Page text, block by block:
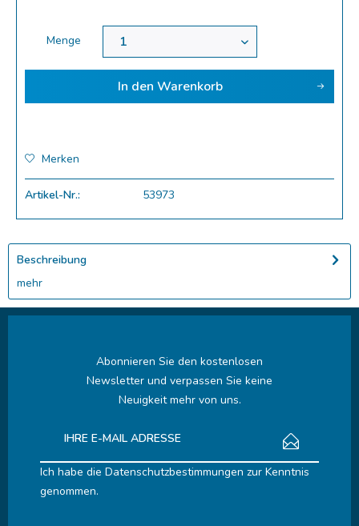
Menge
In den Warenkorb
Merken
Artikel-Nr.: 53973
Beschreibung
mehr
Abonnieren Sie den kostenlosen
Newsletter und verpassen Sie keine
Neuigkeit mehr von uns.
Ich habe die Datenschutzbestimmungen zur Kenntnis
genommen.